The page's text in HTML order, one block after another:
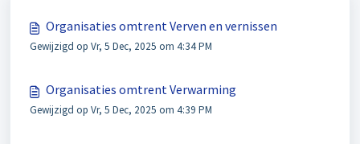
Organisaties omtrent Verven en vernissen
Gewijzigd op Vr, 5 Dec, 2025 om 4:34 PM
Organisaties omtrent Verwarming
Gewijzigd op Vr, 5 Dec, 2025 om 4:39 PM